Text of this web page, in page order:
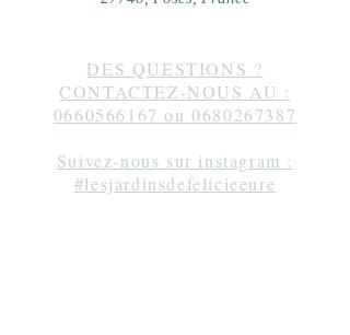
DES QUESTIONS ?
CONTACTEZ-NOUS AU :
0660566167 ou0680267387
Suivez-nous sur instagram :
#lesjardinsdefelicieeure